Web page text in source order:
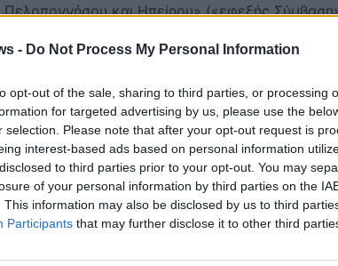
- Do Not Process My Personal Information
opt-out of the sale, sharing to third parties, or processing
for targeted advertising by us, please use the
selection. Please note that after your opt-out request is
interest-based ads based on personal information
to third parties prior to your opt-out. You may
of your personal information by third parties on the
This information may also be disclosed by us to third
Participants that may further disclose it to other third
Πελοποννήσου και Ηπείρου» («εφεξής
του Τεχνικού Επιμελητηρίου Ελλάδος
«ΟΤΕ Α.Ε. –
και ασφαλή διεξαγωγή της οδικής
του κοινού κατά τη διάρκεια των εργασιών,